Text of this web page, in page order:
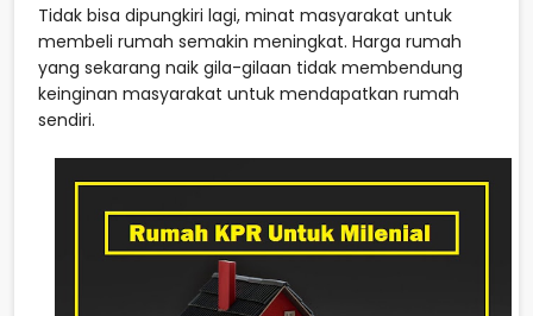
Tidak bisa dipungkiri lagi, minat masyarakat untuk
membeli rumah semakin meningkat. Harga rumah
yang sekarang naik gila-gilaan tidak membendung
keinginan masyarakat untuk mendapatkan rumah
sendiri.